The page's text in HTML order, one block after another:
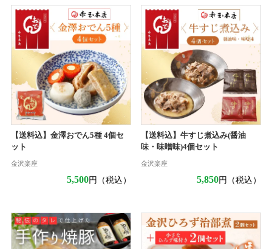
【送料込】金澤おでん5種 4個セ
ット
金沢楽座
5,500円（税込）
【送料込】牛すじ煮込み(醤油
味・味噌味)4個セット
金沢楽座
5,850円（税込）